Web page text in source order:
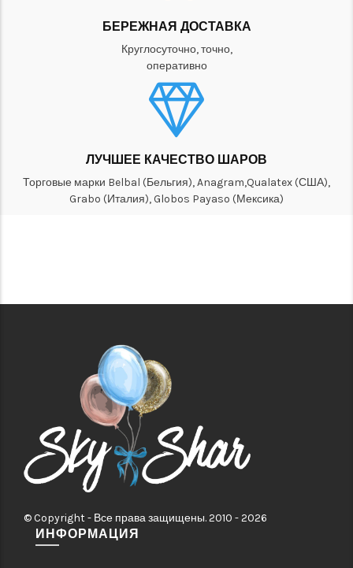
БЕРЕЖНАЯ ДОСТАВКА
Круглосуточно, точно,
оперативно
ЛУЧШЕЕ КАЧЕСТВО ШАРОВ
Торговые марки Belbal (Бельгия), Anagram,Qualatex (США),
Grabo (Италия), Globos Payaso (Мексика)
© Copyright - Все права защищены. 2010 - 2026
ИНФОРМАЦИЯ